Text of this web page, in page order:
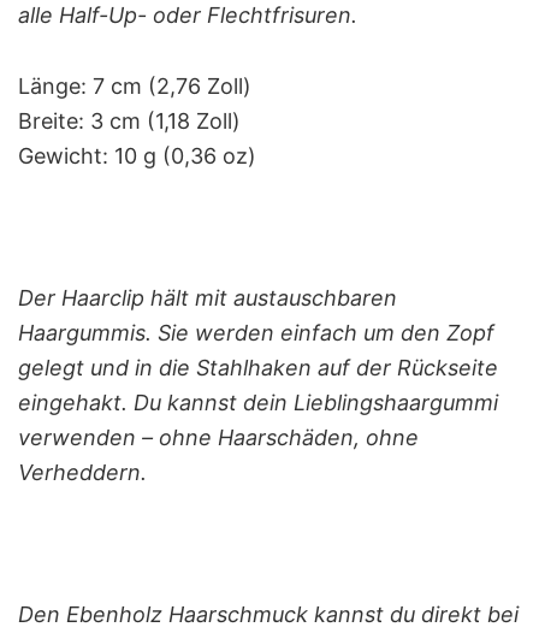
alle Half-Up- oder Flechtfrisuren.
Länge: 7 cm (2,76 Zoll)
Breite: 3 cm (1,18 Zoll)
Gewicht: 10 g (0,36 oz)
Der Haarclip hält mit austauschbaren
Haargummis. Sie werden einfach um den Zopf
gelegt und in die Stahlhaken auf der Rückseite
eingehakt. Du kannst dein Lieblingshaargummi
verwenden – ohne Haarschäden, ohne
Verheddern.
Den Ebenholz Haarschmuck kannst du direkt bei